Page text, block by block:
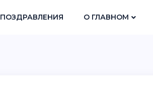
ПОЗДРАВЛЕНИЯ О ГЛАВНОМ